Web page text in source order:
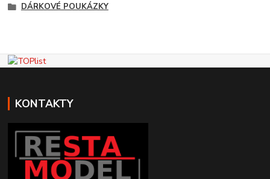
DÁRKOVÉ POUKÁZKY
KONTAKTY